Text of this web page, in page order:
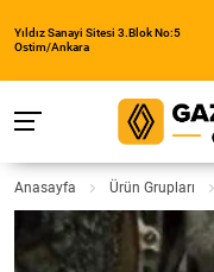
Yıldız Sanayi Sitesi 3.Blok No:5
Ostim/Ankara
Anasayfa Ürün Grupları